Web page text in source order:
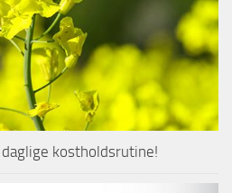
kostholdsrutine!